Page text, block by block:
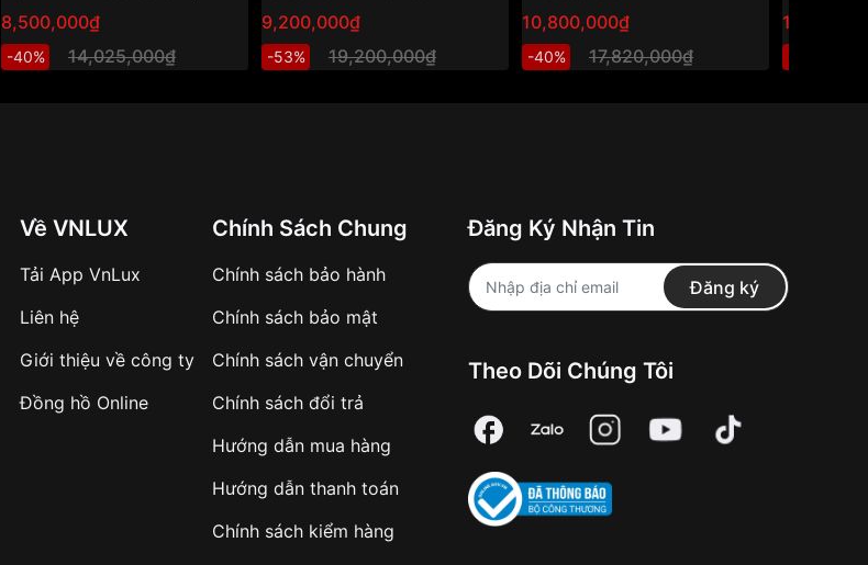
AK0007S30B)
8,500,000₫
-40% 14,025,000₫
9,200,000₫
-53% 19,200,000₫
10,800,000₫
-40% 17,820,000₫
Về VNLUX
Tải App VnLux
Liên hệ
Giới thiệu về công ty
Đồng hồ Online
Chính Sách Chung
Chính sách bảo hành
Chính sách bảo mật
Chính sách vận chuyển
Chính sách đổi trả
Hướng dẫn mua hàng
Hướng dẫn thanh toán
Chính sách kiểm hàng
Đăng Ký Nhận Tin
Đăng ký
Theo Dõi Chúng Tôi